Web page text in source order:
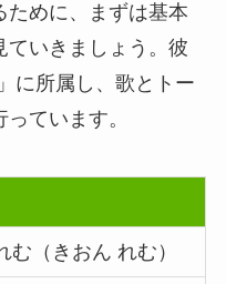
ために、まずは基本
ていきましょう。彼
に所属し、歌とトー
ています。
む（きおん れむ）